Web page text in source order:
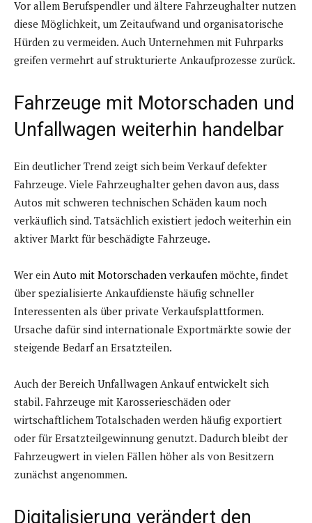
Vor allem Berufspendler und ältere Fahrzeughalter nutzen
diese Möglichkeit, um Zeitaufwand und organisatorische
Hürden zu vermeiden. Auch Unternehmen mit Fuhrparks
greifen vermehrt auf strukturierte Ankaufprozesse zurück.
Fahrzeuge mit Motorschaden und
Unfallwagen weiterhin handelbar
Ein deutlicher Trend zeigt sich beim Verkauf defekter
Fahrzeuge. Viele Fahrzeughalter gehen davon aus, dass
Autos mit schweren technischen Schäden kaum noch
verkäuflich sind. Tatsächlich existiert jedoch weiterhin ein
aktiver Markt für beschädigte Fahrzeuge.
Wer ein Auto mit Motorschaden verkaufen möchte, findet
über spezialisierte Ankaufdienste häufig schneller
Interessenten als über private Verkaufsplattformen.
Ursache dafür sind internationale Exportmärkte sowie der
steigende Bedarf an Ersatzteilen.
Auch der Bereich Unfallwagen Ankauf entwickelt sich
stabil. Fahrzeuge mit Karosserieschäden oder
wirtschaftlichem Totalschaden werden häufig exportiert
oder für Ersatzteilgewinnung genutzt. Dadurch bleibt der
Fahrzeugwert in vielen Fällen höher als von Besitzern
zunächst angenommen.
Digitalisierung verändert den